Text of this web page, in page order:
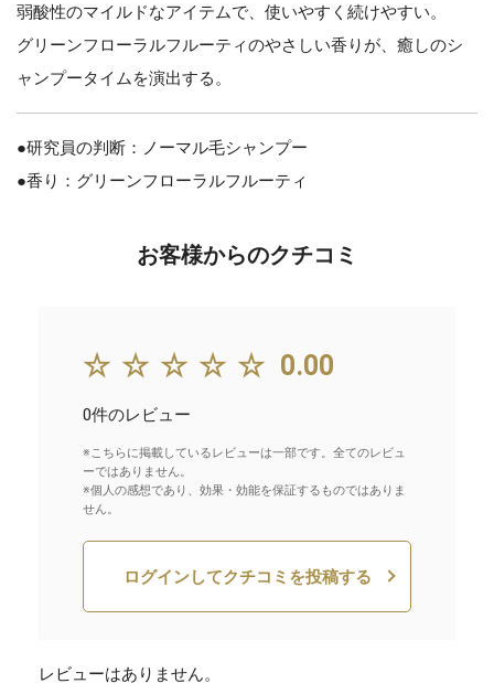
弱酸性のマイルドなアイテムで、使いやすく続けやすい。
グリーンフローラルフルーティのやさしい香りが、癒しのシ
ャンプータイムを演出する。
●研究員の判断：ノーマル毛シャンプー
●香り：グリーンフローラルフルーティ
お客様からのクチコミ
☆☆☆☆☆ 0.00
0件のレビュー
※こちらに掲載しているレビューは一部です。全てのレビュ
ーではありません。
※個人の感想であり、効果・効能を保証するものではありま
せん。
ログインしてクチコミを投稿する
レビューはありません。